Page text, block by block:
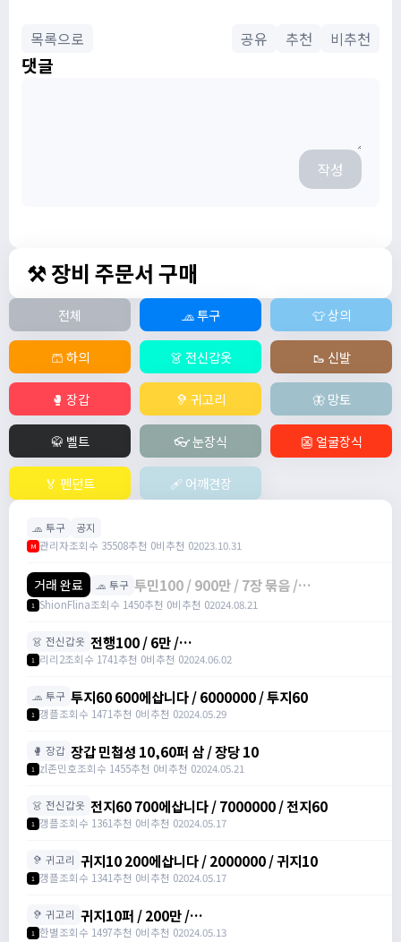
목록으로 공유 추천 비추천
댓글
작성
⚒️ 장비 주문서 구매
전체 🧢 투구 👕 상의
🩳 하의 👗 전신갑옷 🥾 신발
🥊 장갑 🦻 귀고리 🦋 망토
🥋 벨트 👓 눈장식 👺 얼굴장식
🏅 펜던트 🩹 어깨견장
🧢 투구 공지
M 관리자조회수 35508추천 0비추천 02023.10.31
거래 완료 🧢 투구 투민100 / 900만 / 7장 묶음 /
ShionFlina#zKvpL
1 ShionFlina조회수 1450추천 0비추천 02024.08.21
👗 전신갑옷 전행100 / 6만 /
https://open.kakao.com/o/sGwY1icg
1 리리2조회수 1741추천 0비추천 02024.06.02
🧢 투구 투지60 600에삽니다 / 6000000 / 투지60
1 갱플조회수 1471추천 0비추천 02024.05.29
🥊 장갑 장갑 민첩성 10,60퍼 삼 / 장당 10
1 zl존민호조회수 1455추천 0비추천 02024.05.21
👗 전신갑옷 전지60 700에삽니다 / 7000000 / 전지60
1 갱플조회수 1361추천 0비추천 02024.05.17
🦻 귀고리 귀지10 200에삽니다 / 2000000 / 귀지10
1 갱플조회수 1341추천 0비추천 02024.05.17
🦻 귀고리 귀지10퍼 / 200만 /
https://open.kakao.com/o/s94ohsrg
1 한별조회수 1497추천 0비추천 02024.05.13